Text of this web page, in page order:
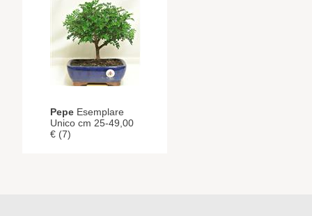
Pepe Esemplare
Unico cm 25-49,00
€ (7)